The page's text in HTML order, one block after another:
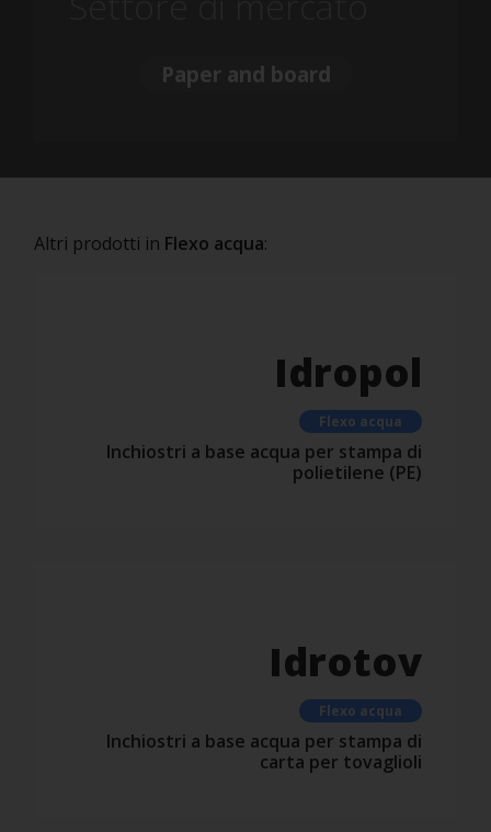
Paper and board
Altri prodotti in Flexo acqua:
Idropol
Flexo acqua
Inchiostri a base acqua per stampa di
polietilene (PE)
Idrotov
Flexo acqua
Inchiostri a base acqua per stampa di
carta per tovaglioli